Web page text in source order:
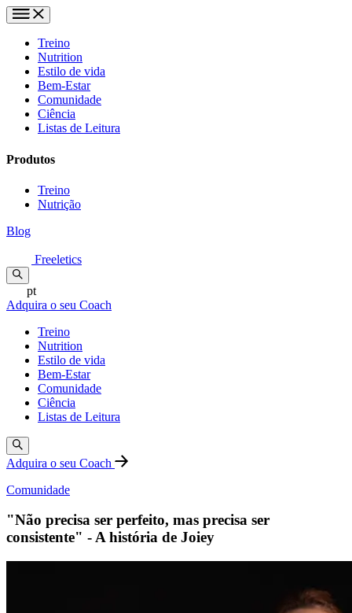
Treino
Nutrition
Estilo de vida
Bem-Estar
Comunidade
Ciência
Listas de Leitura
Produtos
Treino
Nutrição
Blog
Freeletics
pt
Adquira o seu Coach
Treino
Nutrition
Estilo de vida
Bem-Estar
Comunidade
Ciência
Listas de Leitura
Adquira o seu Coach
Comunidade
"Não precisa ser perfeito, mas precisa ser
consistente" - A história de Joiey